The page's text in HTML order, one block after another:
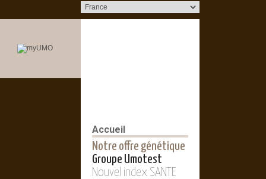
Accueil
Notre offre génétique
Groupe Umotest
Nouvel index SANTE